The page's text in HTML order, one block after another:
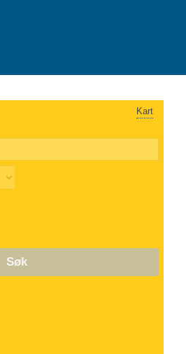
Kart
Søk